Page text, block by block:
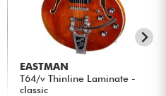
EASTMAN
T64/v Thinline Laminate -
classic